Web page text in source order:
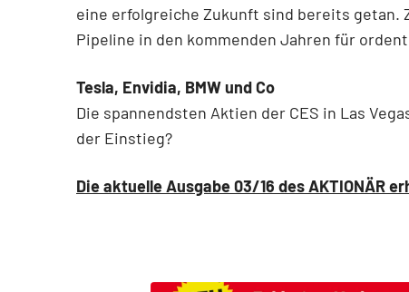
eine erfolgreiche Zukunft sind bereits getan.
Pipeline in den kommenden Jahren für
Tesla, Envidia, BMW und Co
Die spannendsten Aktien der CES in Las
der Einstieg?
Die aktuelle Ausgabe 03/16 des AKTIONÄR